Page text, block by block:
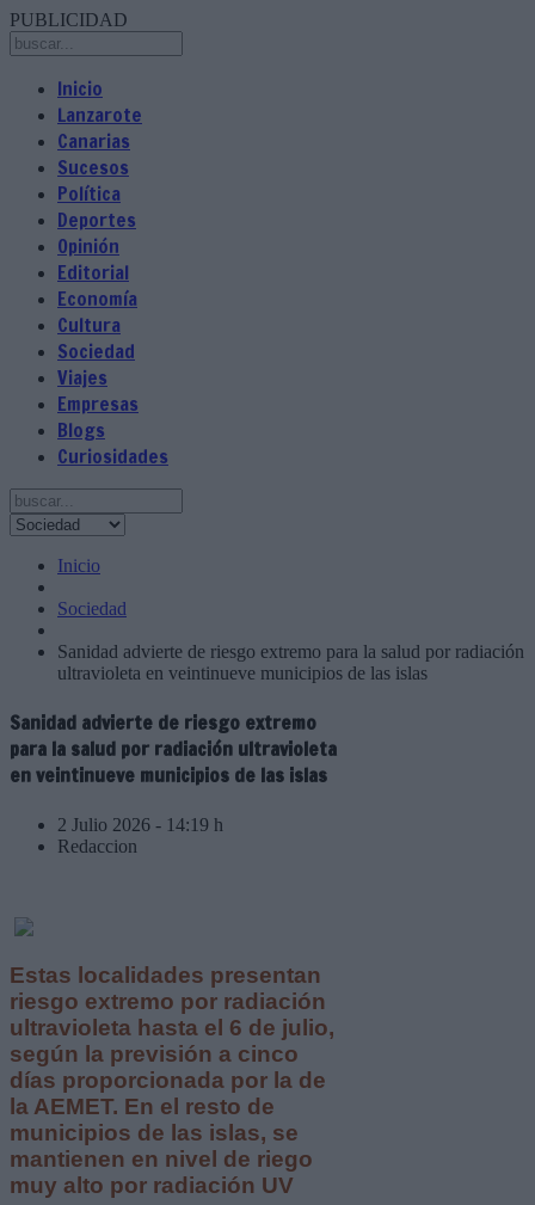
PUBLICIDAD
Inicio
Lanzarote
Canarias
Sucesos
Política
Deportes
Opinión
Editorial
Economía
Cultura
Sociedad
Viajes
Empresas
Blogs
Curiosidades
Inicio
Sociedad
Sanidad advierte de riesgo extremo para la salud por radiación
ultravioleta en veintinueve municipios de las islas
Sanidad advierte de riesgo extremo
para la salud por radiación ultravioleta
en veintinueve municipios de las islas
2 Julio 2026 - 14:19 h
Redaccion
Estas localidades presentan
riesgo extremo por radiación
ultravioleta hasta el 6 de julio,
según la previsión a cinco
días proporcionada por la de
la AEMET. En el resto de
municipios de las islas, se
mantienen en nivel de riego
muy alto por radiación UV